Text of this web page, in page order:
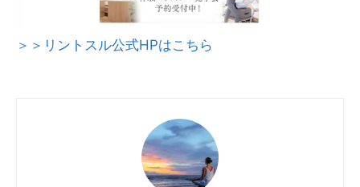
＞＞リントスル公式HPはこちら